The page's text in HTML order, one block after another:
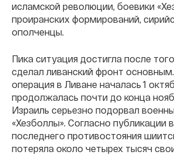
исламской революции, боевики
проиранских формирований,
ополченцы.
Пика ситуация достигла после
сделал ливанский фронт
операция в Ливане началась 1
продолжалась почти до конца
Израиль серьезно подорвал
«Хезболлы». Согласно публикации
последнего противостояния
потеряла около четырех тысяч